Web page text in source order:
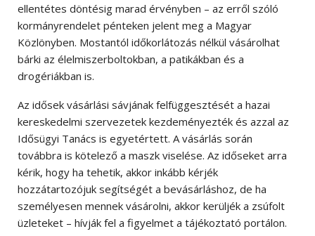
ellentétes döntésig marad érvényben – az erről szóló
kormányrendelet pénteken jelent meg a Magyar
Közlönyben. Mostantól időkorlátozás nélkül vásárolhat
bárki az élelmiszerboltokban, a patikákban és a
drogériákban is.
Az idősek vásárlási sávjának felfüggesztését a hazai
kereskedelmi szervezetek kezdeményezték és azzal az
Idősügyi Tanács is egyetértett. A vásárlás során
továbbra is kötelező a maszk viselése. Az időseket arra
kérik, hogy ha tehetik, akkor inkább kérjék
hozzátartozójuk segítségét a bevásárláshoz, de ha
személyesen mennek vásárolni, akkor kerüljék a zsúfolt
üzleteket – hívják fel a figyelmet a tájékoztató portálon.